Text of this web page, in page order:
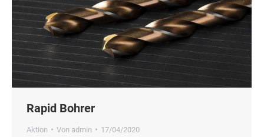
Rapid Bohrer
Aktion Von admin 17/04/2020